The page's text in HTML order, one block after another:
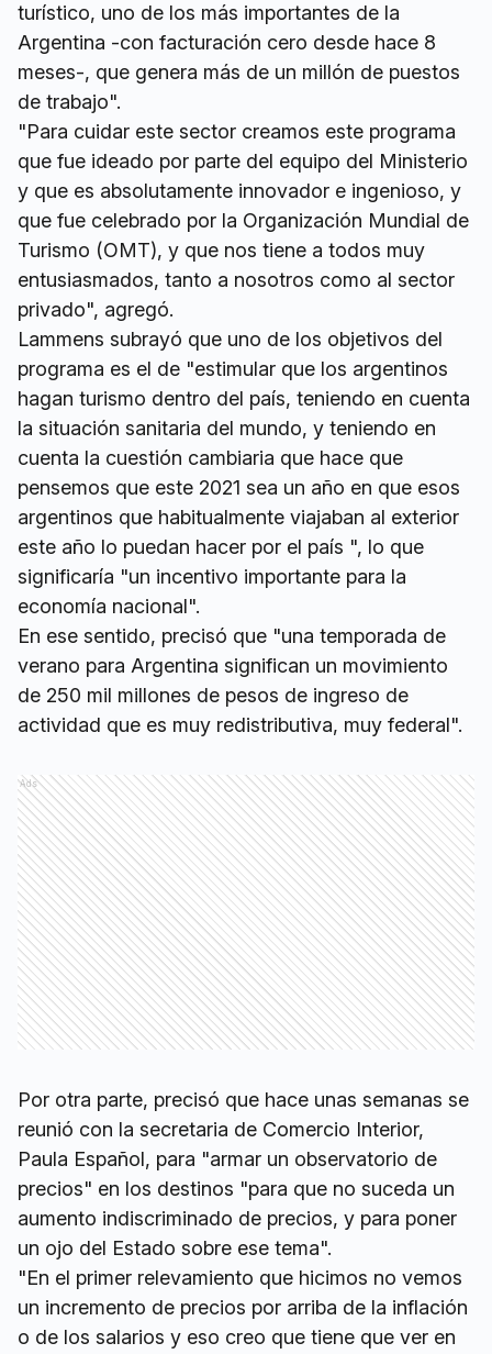
turístico, uno de los más importantes de la
Argentina -con facturación cero desde hace 8
meses-, que genera más de un millón de puestos
de trabajo".
"Para cuidar este sector creamos este programa
que fue ideado por parte del equipo del Ministerio
y que es absolutamente innovador e ingenioso, y
que fue celebrado por la Organización Mundial de
Turismo (OMT), y que nos tiene a todos muy
entusiasmados, tanto a nosotros como al sector
privado", agregó.
Lammens subrayó que uno de los objetivos del
programa es el de "estimular que los argentinos
hagan turismo dentro del país, teniendo en cuenta
la situación sanitaria del mundo, y teniendo en
cuenta la cuestión cambiaria que hace que
pensemos que este 2021 sea un año en que esos
argentinos que habitualmente viajaban al exterior
este año lo puedan hacer por el país ", lo que
significaría "un incentivo importante para la
economía nacional".
En ese sentido, precisó que "una temporada de
verano para Argentina significan un movimiento
de 250 mil millones de pesos de ingreso de
actividad que es muy redistributiva, muy federal".
Ads
Por otra parte, precisó que hace unas semanas se
reunió con la secretaria de Comercio Interior,
Paula Español, para "armar un observatorio de
precios" en los destinos "para que no suceda un
aumento indiscriminado de precios, y para poner
un ojo del Estado sobre ese tema".
"En el primer relevamiento que hicimos no vemos
un incremento de precios por arriba de la inflación
o de los salarios y eso creo que tiene que ver en